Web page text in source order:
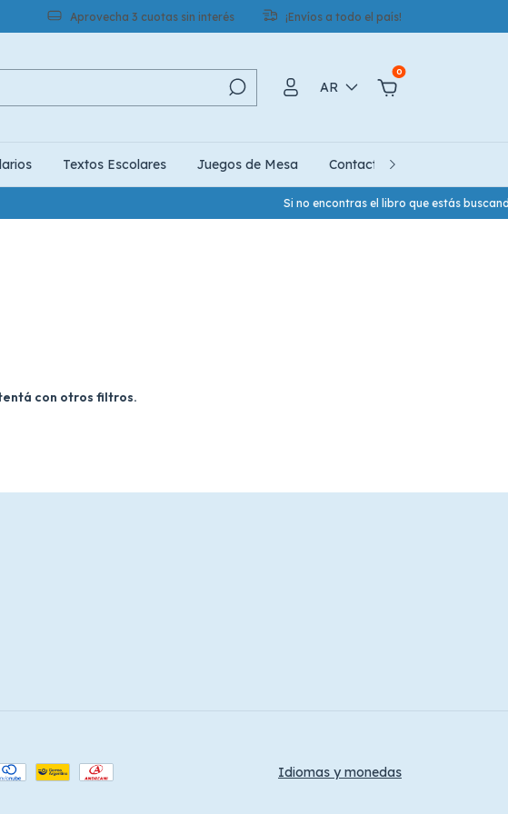
Aprovecha 3 cuotas sin interés ¡Envíos a todo el país!
AR
0
Textos Escolares Juegos de Mesa Contacto
Si no encontras el libro que estás
con otros filtros.
Idiomas y monedas